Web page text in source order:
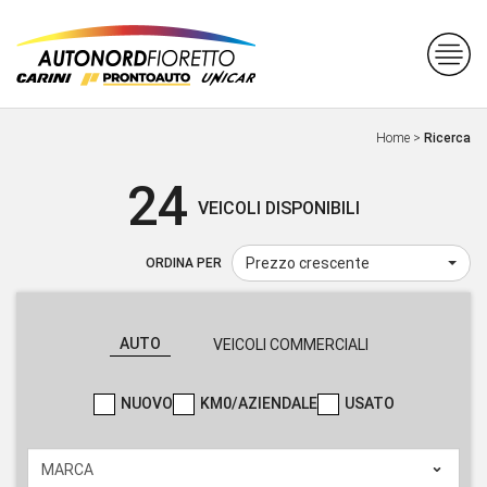
Home > Ricerca
24 VEICOLI DISPONIBILI
ORDINA PER Prezzo crescente
AUTO VEICOLI COMMERCIALI
NUOVO KM0/AZIENDALE USATO